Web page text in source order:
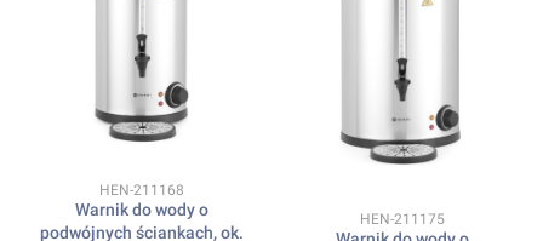
Kod produktu
HEN-211168
Warnik do wody o
podwójnych ściankach, ok.
Kod produktu
HEN-211175